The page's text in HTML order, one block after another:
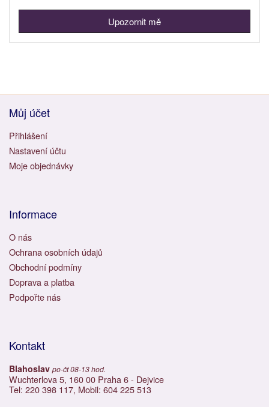
Upozornit mě
Můj účet
Přihlášení
Nastavení účtu
Moje objednávky
Informace
O nás
Ochrana osobních údajů
Obchodní podmíny
Doprava a platba
Podpořte nás
Kontakt
Blahoslav po-čt 08-13 hod.
Wuchterlova 5, 160 00 Praha 6 - Dejvice
Tel: 220 398 117, Mobil: 604 225 513